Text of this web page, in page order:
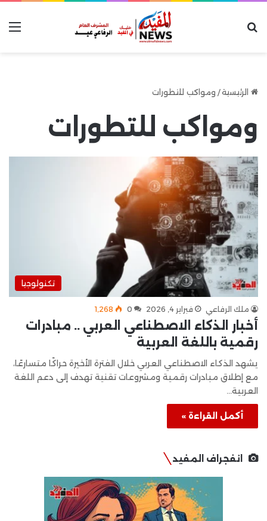
الرئيسية/ ومواكب للتطورات
ومواكب للتطورات
تكنولوجيا
ملك الرفاعي فبراير 4, 2026 0 1٬268
أخبار الذكاء الاصطناعي العربي .. مبادرات
رقمية باللغة العربية
يشهد الذكاء الاصطناعي العربي خلال الفترة الأخيرة حراكًا متسارعًا،
مع إطلاق مبادرات رقمية ومشروعات تقنية تهدف إلى دعم اللغة
العربية…
أكمل القراءة »
انفجراف المفيد